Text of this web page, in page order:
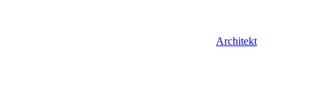
Architekt